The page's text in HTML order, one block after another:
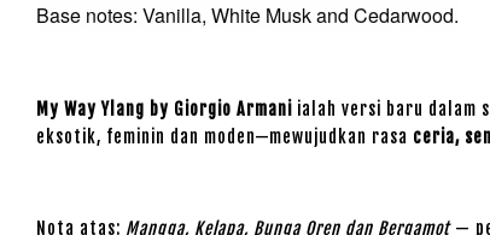
Base notes: Vanilla, White Musk and Cedarwood.
My Way Ylang by Giorgio Armani ialah versi baru dalam
eksotik, feminin dan moden—mewujudkan rasa ceria,
Nota atas: Mangga, Kelapa, Bunga Oren dan Bergamot—